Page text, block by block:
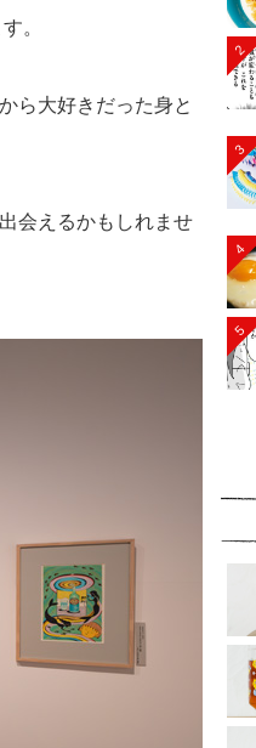
。
ら大好きだった身と
会えるかもしれませ
2
3
4
5